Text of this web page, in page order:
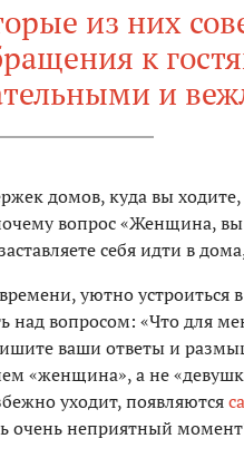
из них
к
и
домов, куда вы
вопрос «Женщина,
себя идти в
уютно устроиться в
вопросом: «Что для
ваши ответы и
«женщина», а не
уходит, появляются
очень неприятный